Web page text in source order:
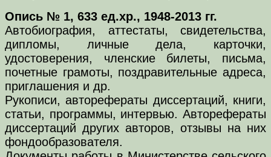
Опись № 1, 633 ед.хр., 1948-2013 гг.
Автобиография, аттестаты, свидетельства,
дипломы, личные дела, карточки,
удостоверения, членские билеты, письма,
почетные грамоты, поздравительные адреса,
приглашения и др.
Рукописи, авторефераты диссертаций, книги,
статьи, программы, интервью. Авторефераты
диссертаций других авторов, отзывы на них
фондообразователя.